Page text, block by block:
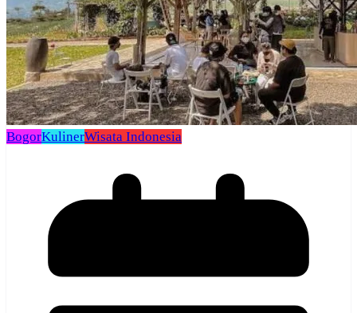
BogorKulinerWisata Indonesia